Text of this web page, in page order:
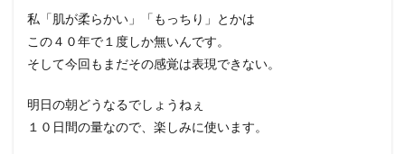
私「肌が柔らかい」「もっちり」とかは
この４０年で１度しか無いんです。
そして今回もまだその感覚は表現できない。
明日の朝どうなるでしょうねぇ
１０日間の量なので、楽しみに使います。